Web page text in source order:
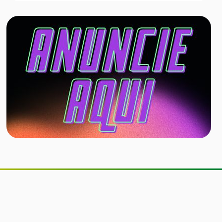
Quanto café é saudável tomar por